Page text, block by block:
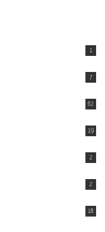
1
7
62
19
2
2
18